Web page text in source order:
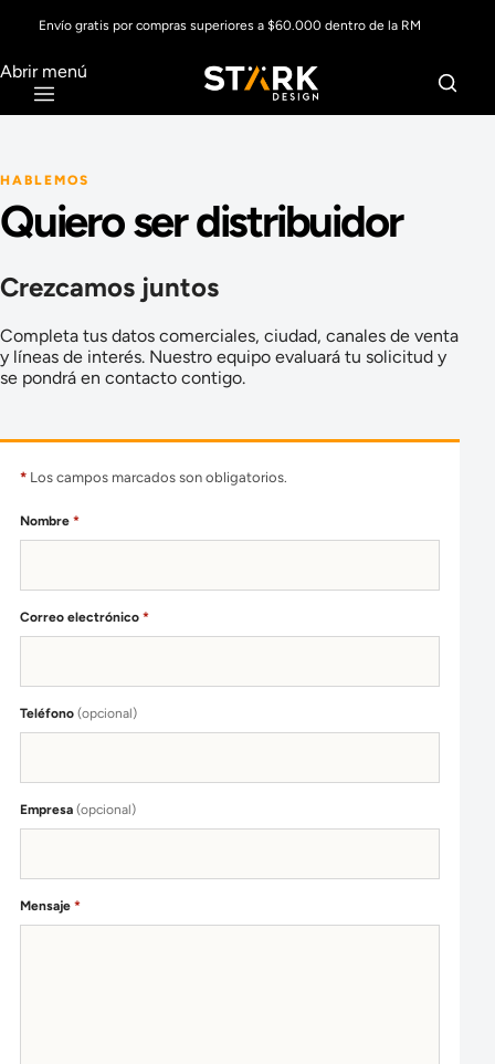
Envío gratis por compras superiores a $60.000 dentro de la RM
Abrir menú
HABLEMOS
Quiero ser distribuidor
Crezcamos juntos
Completa tus datos comerciales, ciudad, canales de venta
y líneas de interés. Nuestro equipo evaluará tu solicitud y
se pondrá en contacto contigo.
* Los campos marcados son obligatorios.
Nombre *(obligatorio)
Correo electrónico *(obligatorio)
Teléfono (opcional)
Empresa (opcional)
Mensaje *(obligatorio)